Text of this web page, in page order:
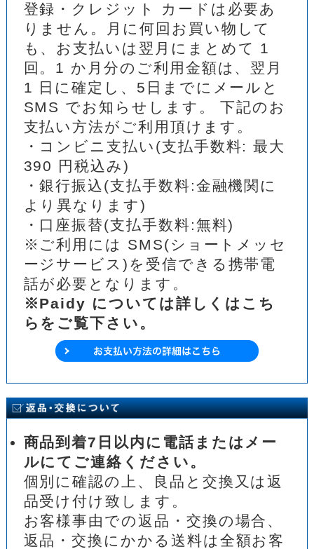
登録・クレジット カードは必要あ
りません。月に何回お買い物して
も、お支払いは翌月にまとめて 1
回。1 か月分のご利用金額は、翌月
1 日に確定し、5日までにメールと
SMS でお知らせします。 下記のお
支払い方法がご利用頂けます。
・コンビニ支払い(支払手数料: 最大
390 円税込み)
・銀行振込(支払手数料:金融機関に
より異なります)
・口座振替(支払手数料:無料)
※ご利用には SMS(ショートメッセ
ージサービス)を受信できる携帯電
話が必要となります。
※Paidy については詳しくはこち
らをご覧下さい。
商品到着7日以内に電話またはメー
ルにてご連絡ください。
個別に確認の上、良品と交換又は返
品受け付け致します。
お客様事由での返品・交換の場合、
返品・交換にかかる送料は全額お客